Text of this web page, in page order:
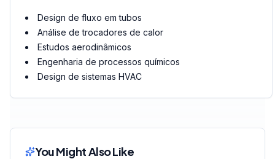
Design de fluxo em tubos
Análise de trocadores de calor
Estudos aerodinâmicos
Engenharia de processos químicos
Design de sistemas HVAC
You Might Also Like